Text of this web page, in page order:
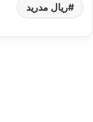
ريال مدريد